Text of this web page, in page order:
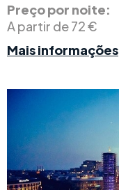
Preço por noite:
A partir de 72 €
Mais informações